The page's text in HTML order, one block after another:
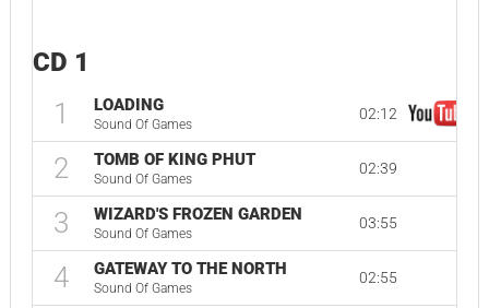
CD 1
1 LOADING
Sound Of Games
02:12
2 TOMB OF KING PHUT
Sound Of Games
02:39
3 WIZARD'S FROZEN GARDEN
Sound Of Games
03:55
4 GATEWAY TO THE NORTH
Sound Of Games
02:55